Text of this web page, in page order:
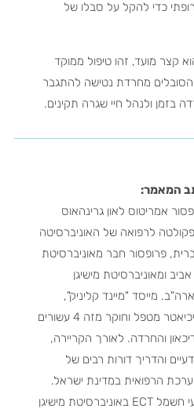
כדי להקל על סבלו של
קצר מועד, זהו טיפול ממוקד
מחרדת נטישה להתגבר
בזמן ולנהל חיי שגרה תקינים.
המאמר:
אמריטוס לאון גרינהאוס
לרפואה של האוניברסיטה
פרופסור חבר מאוניברסיטת
ומאוניברסיטת מישיגן
מייסד "מיינד קליניק",
פסיכיאטר מטפל וחוקר מזה 4 עשורים
והחרדה. לאורך הקריירה,
מדעיים והדריך דורות רבים של
הרפואית במדינת ישראל.
מייסד התוכנית לטיפול בנזעי חשמל ECT באוניברסיטת מישיגן